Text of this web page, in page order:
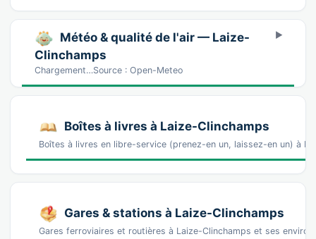
Météo & qualité de l'air — Laize-
Clinchamps
Chargement…Source : Open-Meteo
Boîtes à livres à Laize-Clinchamps
Boîtes à livres en libre-service (prenez-en un, laissez-en un) à
Gares & stations à Laize-Clinchamps
Gares ferroviaires et routières à Laize-Clinchamps et ses